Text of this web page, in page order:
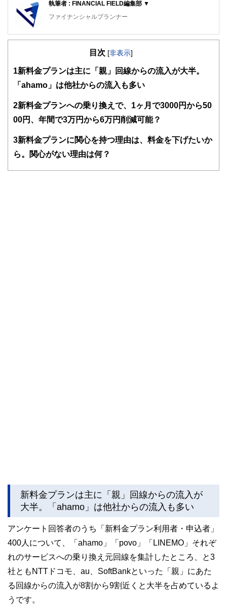
執筆者 : FINANCIAL FIELD編集部 ▼
ファイナンシャルプランナー
FinancialField編集部は、金融、経済に関する記事を、日々
知識がない方でも理解できるようわかりやすく発信していま
得者を中心に「お金や暮らし」に関する書籍・雑誌の編集経
関わることで、読者目線のコンテンツを追求しています。
FinancialFieldの特徴は、ファイナンシャルプランナー、弁
ドバイザー、DCプランナー、公認会計士、社会保険労務
士、行政書士、投資アナリスト、キャリアコンサルタントな
ど150名以上の有資格者を執筆者・監修者として迎え、むず
目次 [非表示]
1新料金プランは主に「親」回線からの流入が大半。
「ahamo」は他社からの流入も多い
2新料金プランへの乗り換えで、1ヶ月で3000円から50
00円、年間で3万円から6万円削減可能？
3新料金プランに関心を持つ理由は、料金を下げたいか
ら。関心がない理由は何？
新料金プランは主に「親」回線からの流入が
大半。「ahamo」は他社からの流入も多い
アンケート回答者のうち「新料金プラン利用者・申込者」
400人について、「ahamo」「povo」「LINEMO」それぞ
れのサービスへの乗り換え元回線を集計したところ、と3
社ともNTTドコモ、au、SoftBankといった「親」にあた
る回線からの流入が8割から9割近くと大半を占めているよ
うです。